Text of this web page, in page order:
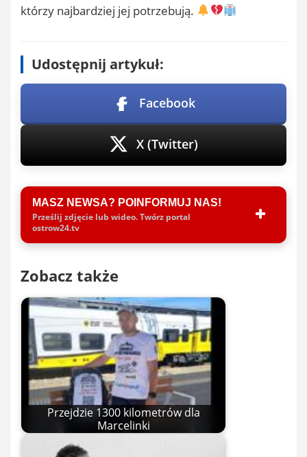
którzy najbardziej jej potrzebują.
Udostępnij artykuł:
Facebook
X (Twitter)
MASZ NEWSA? POINFORMUJ NAS!
Prześlij zdjęcie lub wideo. Twórz portal
ostrow24.tv
Zobacz także
Przejdzie 1300 kilometrów dla
Marcelinki